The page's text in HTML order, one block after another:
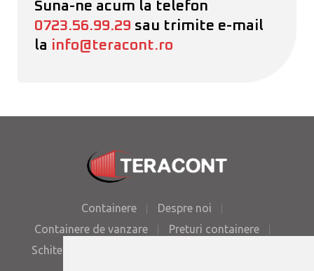
Suna-ne acum la telefon
0723.56.99.29 sau trimite e-mail
la info@teracont.ro
Containere
Despre noi
Containere de vanzare
Preturi containere
Schite containere